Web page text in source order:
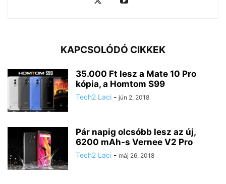
KAPCSOLÓDÓ CIKKEK
35.000 Ft lesz a Mate 10 Pro
kópia, a Homtom S99
Tech2 Laci - jún 2, 2018
Pár napig olcsóbb lesz az új,
6200 mAh-s Vernee V2 Pro
Tech2 Laci - máj 26, 2018